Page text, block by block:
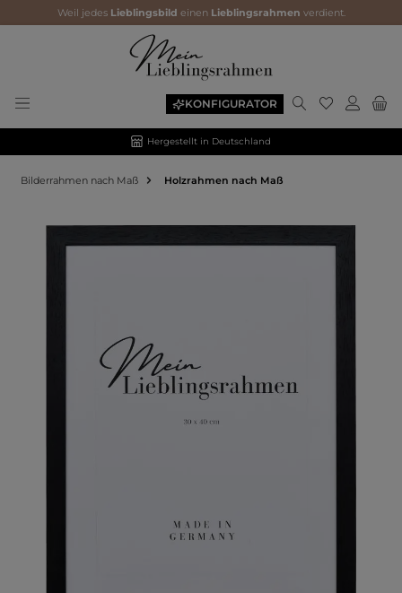
Weil jedes Lieblingsbild einen Lieblingsrahmen verdient.
KONFIGURATOR
Hergestellt in Deutschland
Bilderrahmen nach Maß Holzrahmen nach Maß